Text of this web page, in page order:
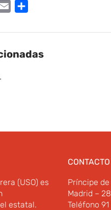
Email
(USO) es
estatal.
CONTACTO
Príncipe de
Madrid –
Teléfono 91